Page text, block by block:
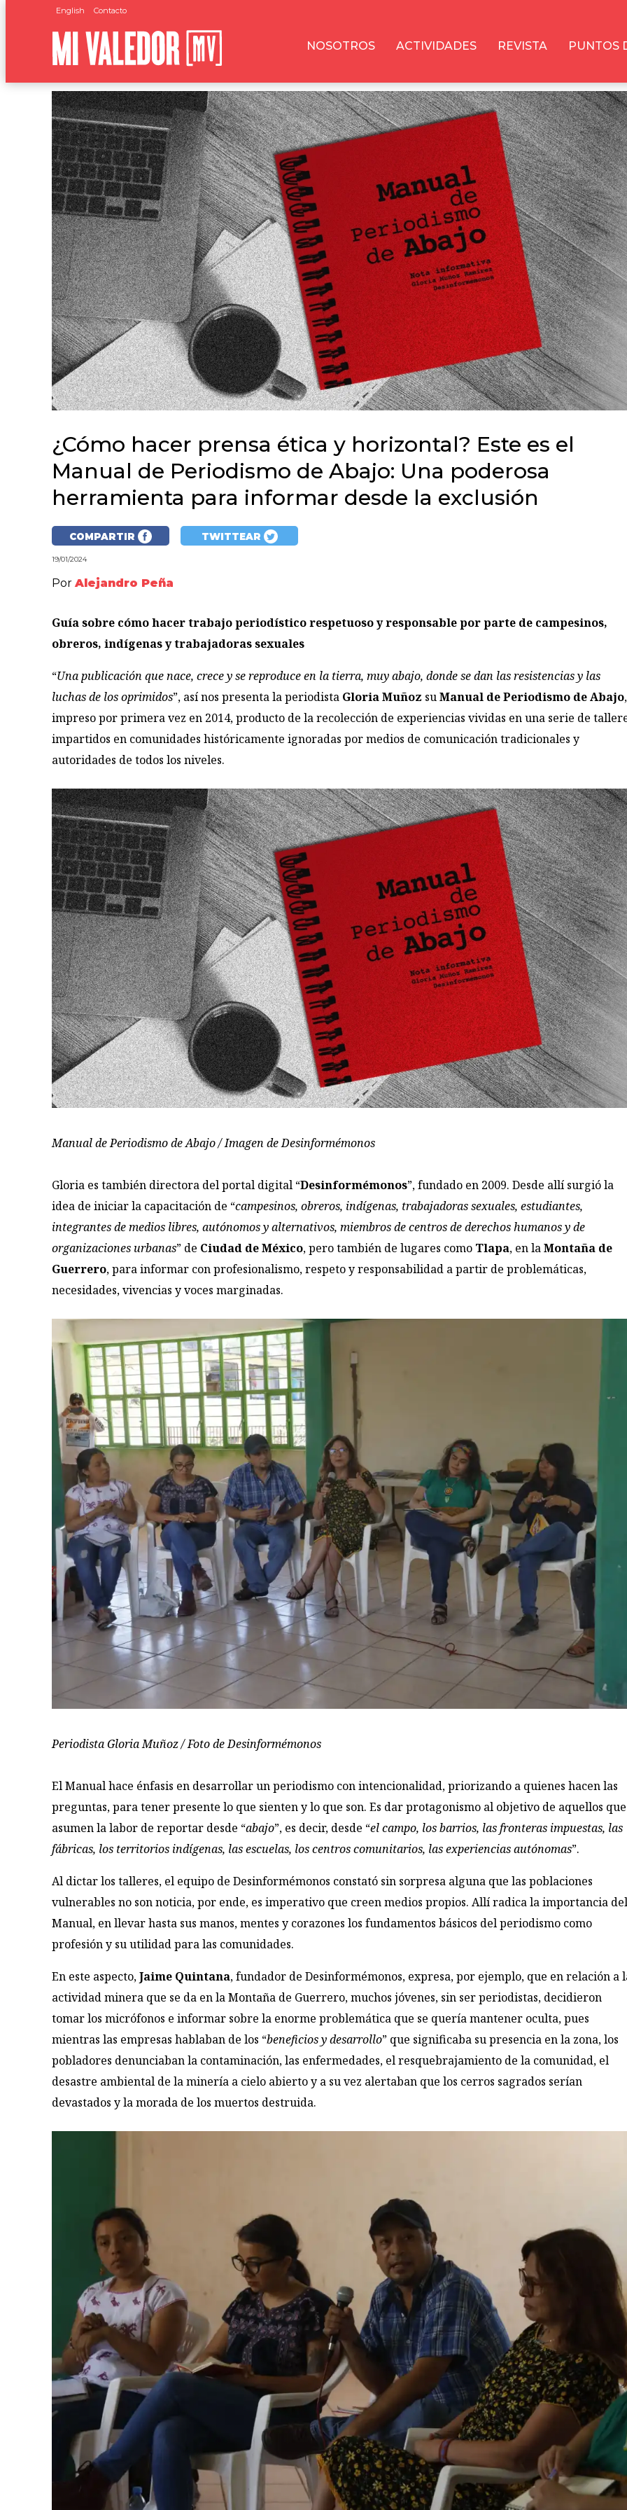
English Contacto
NOSOTROS ACTIVIDADES REVISTA PUNTOS
¿Cómo hacer prensa ética y horizontal? Este es el
Manual de Periodismo de Abajo: Una poderosa
herramienta para informar desde la exclusión
COMPARTIR TWITTEAR
19/01/2024
PorAlejandro Peña
Guía sobre cómo hacer trabajo periodístico respetuoso y responsable por parte de campesinos,
obreros, indígenas y trabajadoras sexuales
“Una publicación que nace, crece y se reproduce en la tierra, muy abajo, donde se dan las resistencias y las
luchas de los oprimidos”, así nos presenta la periodista Gloria Muñoz suManual de Periodismo de Abajo,
impreso por primera vez en 2014, producto de la recolección de experiencias vividas en una serie de
impartidos en comunidades históricamente ignoradas por medios de comunicación tradicionales y
autoridades de todos los niveles.
Manual de Periodismo de Abajo / Imagen de Desinformémonos
Gloria es también directora del portal digital “Desinformémonos”, fundado en 2009. Desde allí surgió la
idea de iniciar la capacitación de “campesinos, obreros, indígenas, trabajadoras sexuales, estudiantes,
integrantes de medios libres, autónomos y alternativos, miembros de centros de derechos humanos y de
organizaciones urbanas” de Ciudad de México, pero también de lugares como Tlapa, en laMontaña de
Guerrero, para informar con profesionalismo, respeto y responsabilidad a partir de problemáticas,
necesidades, vivencias y voces marginadas.
Periodista Gloria Muñoz / Foto de Desinformémonos
El Manual hace énfasis en desarrollar un periodismo con intencionalidad, priorizando a quienes hacen las
preguntas, para tener presente lo que sienten y lo que son. Es dar protagonismo al objetivo de aquellos que
asumen la labor de reportar desde “abajo”, es decir, desde “el campo, los barrios, las fronteras impuestas, las
fábricas, los territorios indígenas, las escuelas, los centros comunitarios, las experiencias autónomas”.
Al dictar los talleres, el equipo de Desinformémonos constató sin sorpresa alguna que las poblaciones
vulnerables no son noticia, por ende, es imperativo que creen medios propios. Allí radica la importancia
Manual, en llevar hasta sus manos, mentes y corazones los fundamentos básicos del periodismo como
profesión y su utilidad para las comunidades.
En este aspecto,Jaime Quintana, fundador de Desinformémonos, expresa, por ejemplo, que en relación a
actividad minera que se da en la Montaña de Guerrero, muchos jóvenes, sin ser periodistas, decidieron
tomar los micrófonos e informar sobre la enorme problemática que se quería mantener oculta, pues
mientras las empresas hablaban de los “beneficios y desarrollo” que significaba su presencia en la zona, los
pobladores denunciaban la contaminación, las enfermedades, el resquebrajamiento de la comunidad, el
desastre ambiental de la minería a cielo abierto y a su vez alertaban que los cerros sagrados serían
devastados y la morada de los muertos destruida.